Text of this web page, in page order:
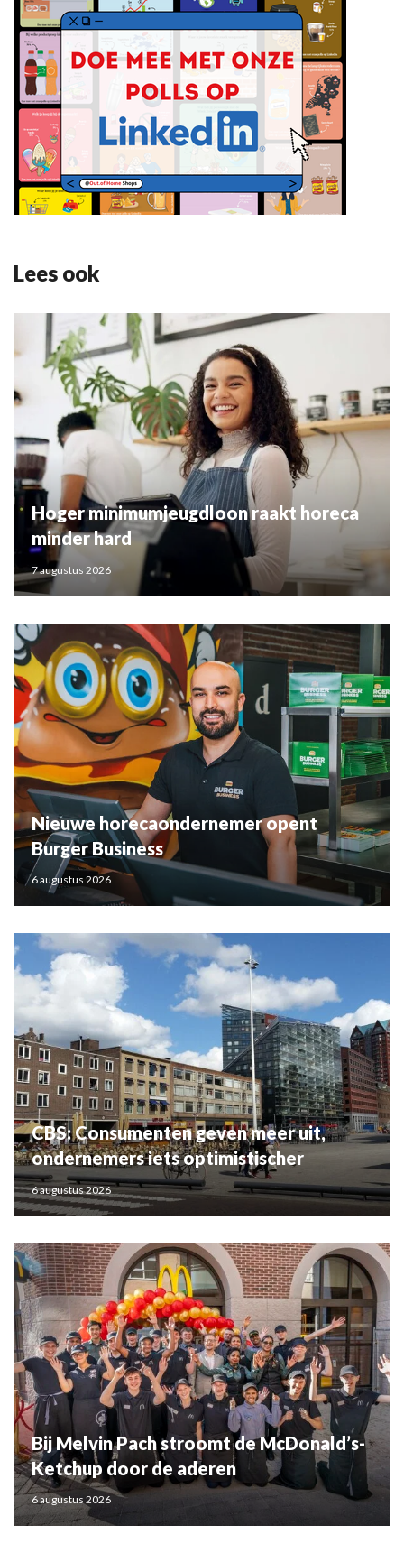
Lees ook
Hoger minimumjeugdloon raakt horeca
minder hard
7 augustus 2026
Nieuwe horecaondernemer opent
Burger Business
6 augustus 2026
CBS: Consumenten geven meer uit,
ondernemers iets optimistischer
6 augustus 2026
Bij Melvin Pach stroomt de McDonald’s-
Ketchup door de aderen
6 augustus 2026